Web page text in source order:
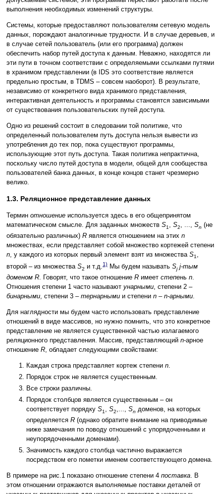
выполнения необходимых изменений структуры.
Системы, которые предоставляют пользователям сетевую модель
данных, порождают аналогичные трудности. И в случае деревьев, и
в случае сетей пользователь (или его программа) должен
обеспечить набор путей доступа к данным. Неважно, находятся ли
эти пути в точном соответствии с определяемыми ссылками путями
в хранимом представлении (в IDS это соответствие является
предельно простым, в TDMS – совсем наоборот). В результате,
независимо от конкретного вида хранимого представления,
интерактивная деятельность и программы становятся зависимыми
от существования пользовательских путей доступа.
Одно из решений состоит в следовании той политике, что
определенный пользователем путь доступа нельзя вывести из
употребления до тех пор, пока существуют программы,
использующие этот путь доступа. Такая политика непрактична,
поскольку число путей доступа в модели, общей для сообщества
пользователей банка данных, в конце концов станет чрезмерно
велико.
1.3. Реляционное представление данных
Термин отношение используется здесь в его общепринятом
математическом смысле. Для заданных множеств S1 , S2, ..., Sn (не
обязательно различных) R является отношением на этих n
множествах, если представляет собой множество кортежей степени
n , у каждого из которых первый элемент взят из множества S1
второй – из множества S2 и т.д.1) Мы будем называть Sj j-тым
доменом R. Говорят, что такое отношение R имеет степень n.
Отношения степени 1 часто называют унарными, степени 2 –
бинарными, степени 3 – тернарными и степени n – n-арными.
Для наглядности мы будем часто использовать представление
отношений в виде массивов, но нужно помнить, что это конкретное
представление не является существенной частью излагаемого
реляционного представления. Массив, представляющий n-арное
отношение R, обладает следующими свойствами:
Каждая строка представляет кортеж степени n.
Порядок строк не является существенным.
Все строки различны.
Порядок столбцов является существенным – он
соответствует порядку S1 , S2,..., Sn доменов, на которых
определяется R (однако обратите внимание на приводимые
ниже замечания по поводу отношений с упорядоченными и
неупорядоченными доменами).
Значимость каждого столбца частично выражается
посредством его пометки именем соответствующего домена.
В примере на рис.1 показано отношение степени 4 поставка . В
этом отношении отражаются выполняемые поставки деталей от